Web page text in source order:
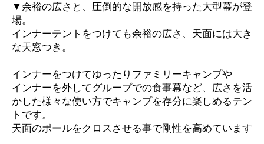
▼余裕の広さと、圧倒的な開放感を持った大型幕が登
場。
インナーテントをつけても余裕の広さ、天面には大き
な天窓つき。
インナーをつけてゆったりファミリーキャンプや
インナーを外してグループでの食事幕など、広さを活
かした様々な使い方でキャンプを存分に楽しめるテン
トです。
天面のポールをクロスさせる事で剛性を高めています